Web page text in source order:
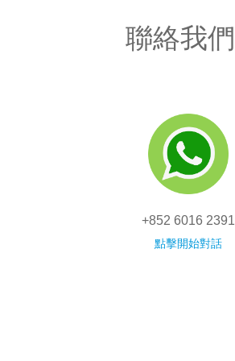
聯絡我們
+852 6016 2391
點擊開始對話